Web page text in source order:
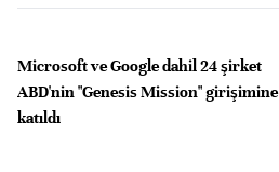
Microsoft ve Google dahil 24 şirket
ABD'nin "Genesis Mission" girişimine
katıldı